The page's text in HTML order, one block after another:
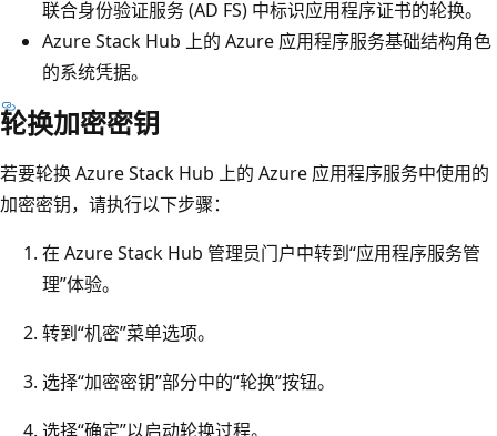
联合身份验证服务 (AD FS) 中标识应用程序证书的轮换。
Azure Stack Hub 上的 Azure 应用程序服务基础结构角色
的系统凭据。
轮换加密密钥
若要轮换 Azure Stack Hub 上的 Azure 应用程序服务中使用的
加密密钥，请执行以下步骤：
在 Azure Stack Hub 管理员门户中转到“应用程序服务管
理”体验。
转到“机密”菜单选项。
选择“加密密钥”部分中的“轮换”按钮。
选择“确定”以启动轮换过程。